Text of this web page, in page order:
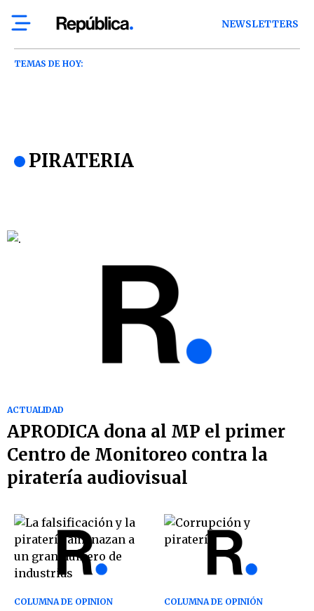
NEWSLETTERS
TEMAS DE HOY:
PIRATERIA
ACTUALIDAD
APRODICA dona al MP el primer
Centro de Monitoreo contra la
piratería audiovisual
COLUMNA DE OPINION COLUMNA DE OPINIÓN